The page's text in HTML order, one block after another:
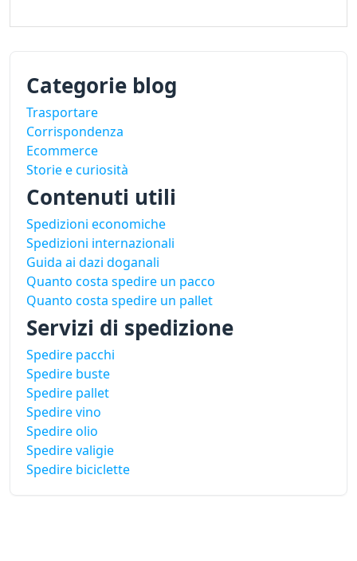
Categorie blog
Trasportare
Corrispondenza
Ecommerce
Storie e curiosità
Contenuti utili
Spedizioni economiche
Spedizioni internazionali
Guida ai dazi doganali
Quanto costa spedire un pacco
Quanto costa spedire un pallet
Servizi di spedizione
Spedire pacchi
Spedire buste
Spedire pallet
Spedire vino
Spedire olio
Spedire valigie
Spedire biciclette